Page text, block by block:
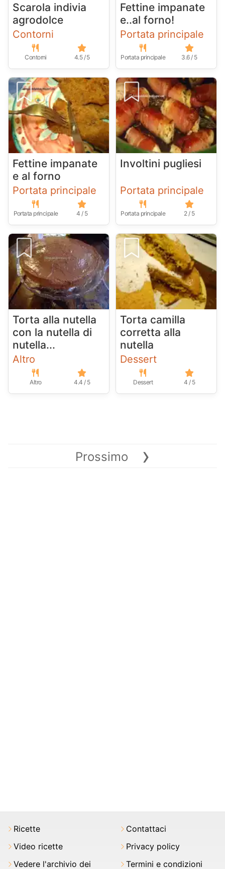
Scarola indivia
agrodolce
Contorni
Contorni 4.5 / 5
Fettine impanate
e..al forno!
Portata principale
Portata principale 3.6 / 5
Fettine impanate
e al forno
Portata principale
Portata principale 4 / 5
Involtini pugliesi
Portata principale
Portata principale 2 / 5
Torta alla nutella
con la nutella di
nutella...
Altro
Altro 4.4 / 5
Torta camilla
corretta alla
nutella
Dessert
Dessert 4 / 5
Prossimo ›
Ricette
Video ricette
Vedere l'archivio dei
Contattaci
Privacy policy
Termini e condizioni